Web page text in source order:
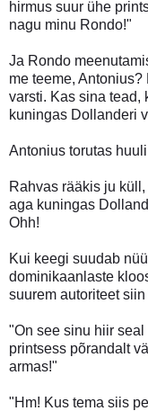
hirmus suur ühe
nagu minu Rondo!"
Ja Rondo
me teeme,
varsti. Kas sina tead,
kuningas Dollanderi
Antonius torutas
Rahvas rääkis ju
aga kuningas
Ohh!
Kui keegi suudab
dominikaanlaste
suurem autoriteet
"On see sinu hiir
printsess põrandalt
armas!"
"Hm! Kus tema siis